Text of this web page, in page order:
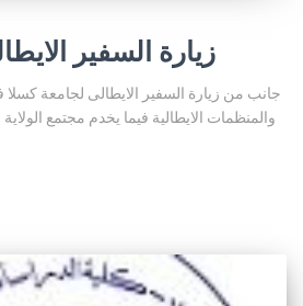
زيارة السفير
جانب من زيارة السفير الايطالى لجامعة كسلا
والمنظمات الايطالية فيما يخدم مجتمع